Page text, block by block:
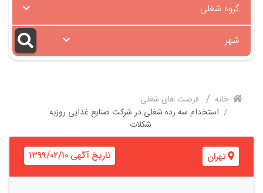
گروه شغلی
شهر
خانه
فرصت های شغلی
استخدام سه رده شغلی در شرکت صنایع غذایی روزبه
شکلات
تهران تاریخ آگهی ۱۳۹۹/۰۲/۱۰